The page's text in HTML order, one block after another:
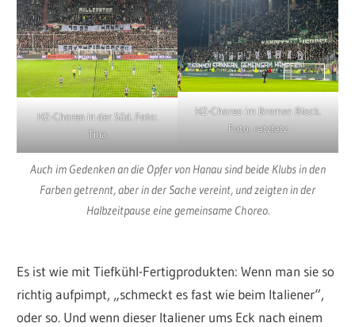
HZ-Choreo in der Süd. Foto:
Tina
HZ-Choreo im Bremen Block.
Foto: ratzfatz
Auch im Gedenken an die Opfer von Hanau sind beide Klubs in den
Farben getrennt, aber in der Sache vereint, und zeigten in der
Halbzeitpauseeine gemeinsame Choreo.
Es ist wie mit Tiefkühl-Fertigprodukten: Wenn man sie so
richtig aufpimpt, „schmeckt es fast wie beim Italiener“,
oder so. Und wenn dieser Italiener ums Eck nach einem